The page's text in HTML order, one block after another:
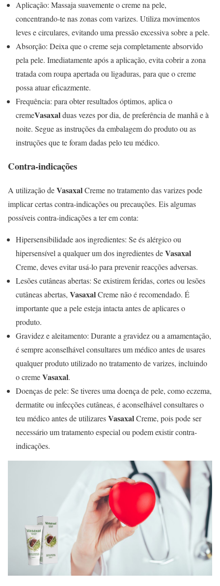
Aplicação: Massaja suavemente o creme na pele,
concentrando-te nas zonas com varizes. Utiliza movimentos
leves e circulares, evitando uma pressão excessiva sobre a pele.
Absorção: Deixa que o creme seja completamente absorvido
pela pele. Imediatamente após a aplicação, evita cobrir a zona
tratada com roupa apertada ou ligaduras, para que o creme
possa atuar eficazmente.
Frequência: para obter resultados óptimos, aplica o
cremeVasaxalduas vezes por dia, de preferência de manhã e à
noite. Segue as instruções da embalagem do produto ou as
instruções que te foram dadas pelo teu médico.
Contra-indicações
A utilização deVasaxalCreme no tratamento das varizes pode
implicar certas contra-indicações ou precauções. Eis algumas
possíveis contra-indicações a ter em conta:
Hipersensibilidade aos ingredientes: Se és alérgico ou
hipersensível a qualquer um dos ingredientes deVasaxal
Creme, deves evitar usá-lo para prevenir reacções adversas.
Lesões cutâneas abertas: Se existirem feridas, cortes ou lesões
cutâneas abertas, VasaxalCreme não é recomendado. É
importante que a pele esteja intacta antes de aplicares o
produto.
Gravidez e aleitamento: Durante a gravidez ou a amamentação,
é sempre aconselhável consultares um médico antes de usares
qualquer produto utilizado no tratamento de varizes, incluindo
o cremeVasaxal.
Doenças de pele: Se tiveres uma doença de pele, como eczema,
dermatite ou infecções cutâneas, é aconselhável consultares o
teu médico antes de utilizaresVasaxalCreme, pois pode ser
necessário um tratamento especial ou podem existir contra-
indicações.